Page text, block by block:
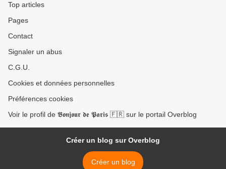
Top articles
Pages
Contact
Signaler un abus
C.G.U.
Cookies et données personnelles
Préférences cookies
Voir le profil de 𝕭𝖔𝖓𝖏𝖔𝖚𝖗 𝖉𝖊 𝕻𝖆𝖗𝖎𝖘 🇫🇷 sur le portail Overblog
Créer un blog sur Overblog
Créer un blog